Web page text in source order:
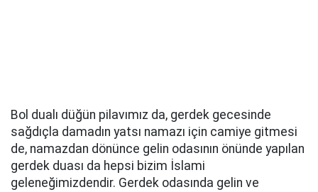
Bol dualı düğün pilavımız da, gerdek gecesinde
sağdıçla damadın yatsı namazı için camiye gitmesi
de, namazdan dönünce gelin odasının önünde yapılan
gerdek duası da hepsi bizim İslami
geleneğimizdendir. Gerdek odasında gelin ve